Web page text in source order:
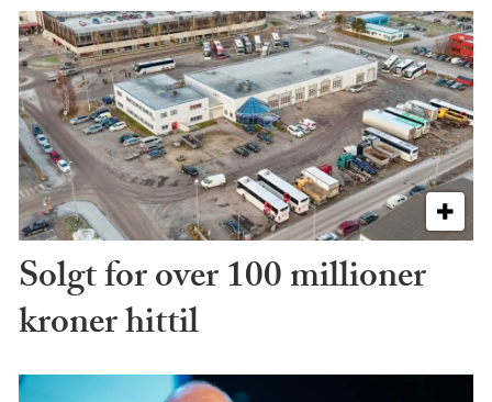
Solgt for over 100 millioner
kroner hittil